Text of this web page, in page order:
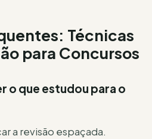
Técnicas
para Concursos
o que estudou para o
a revisão espaçada.